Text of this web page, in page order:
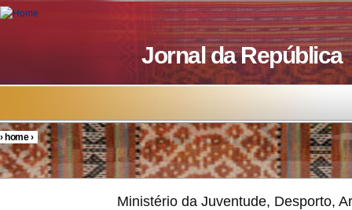
Skip to main content
Jornal da República
You are here
›home›
Ministério da Juventude, Desporto,